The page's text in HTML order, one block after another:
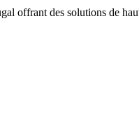
offrant des solutions de